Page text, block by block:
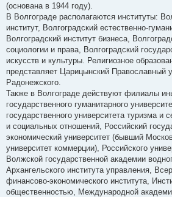
(основана в 1944 году).
В Волгограде располагаются институты:
институт, Волгоградский естественно-
Волгоградский институт бизнеса,
социологии и права, Волгоградский
искусств и культуры. Религиозное
представляет Царицынский Православный
Радонежского.
Также в Волгограде действуют филиалы
государственного гуманитарного
государственного университета туризма и
и социальных отношений, Российский
экономический университет (бывший
университет коммерции), Российского
Волжской государственной академии
Архангельского института управления,
финансово-экономического института,
общественностью, Международной